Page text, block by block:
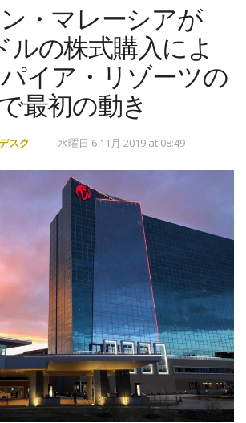
・マレーシアが
ルの株式購入によ
イア・リゾーツの
最初の動き
スク 水曜日 6 11月 2019 at 08:49